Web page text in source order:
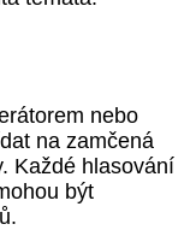
nebo
na zamčená
Každé hlasování
být